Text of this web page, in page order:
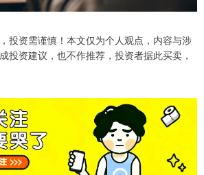
投资需谨慎！本文仅为个人观点，内容与涉
投资建议，也不作推荐，投资者据此买卖，